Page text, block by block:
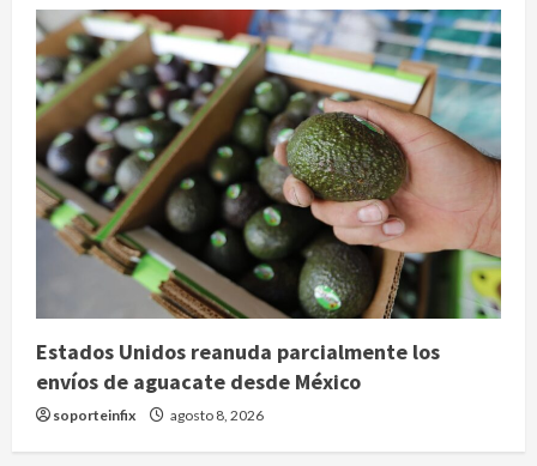
Estados Unidos reanuda parcialmente los
envíos de aguacate desde México
soporteinfix agosto 8, 2026